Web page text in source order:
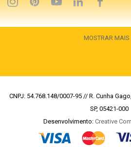
MOSTRAR MAIS
CNPJ: 54.768.148/0007-95 // R. Cunha
SP, 05421-000
Desenvolvimento: Creative